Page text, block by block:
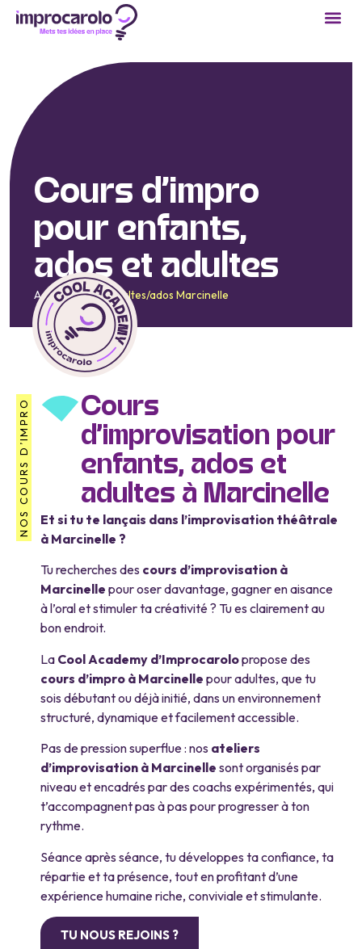
Cours d’impro
pour enfants,
ados et adultes
Accueil/Cours adultes/ados Marcinelle
NOS COURS D’IMPRO
Cours
d’improvisation pour
enfants, ados et
adultes à Marcinelle
Et si tu te lançais dans l’improvisation théâtrale
à Marcinelle ?
Tu recherches des cours d’improvisation à
Marcinelle pour oser davantage, gagner en aisance
à l’oral et stimuler ta créativité ? Tu es clairement au
bon endroit.
La Cool Academy d’Improcarolopropose des
cours d’impro à Marcinelle pour adultes, que tu
sois débutant ou déjà initié, dans un environnement
structuré, dynamique et facilement accessible.
Pas de pression superflue : nos ateliers
d’improvisation à Marcinelle sont organisés par
niveau et encadrés par des coachs expérimentés, qui
t’accompagnent pas à pas pour progresser à ton
rythme.
Séance après séance, tu développes ta confiance, ta
répartie et ta présence, tout en profitant d’une
expérience humaine riche, conviviale et stimulante.
TU NOUS REJOINS ?